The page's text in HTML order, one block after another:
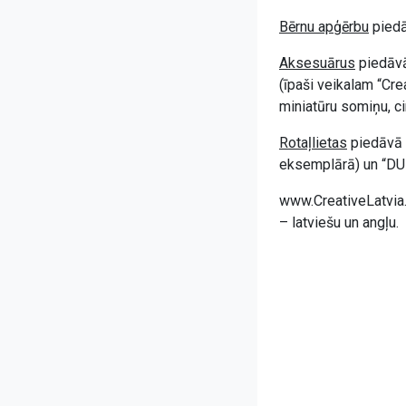
Bērnu apģērbu
Aksesuārus
(īpaši veikalam
miniatūru somiņu,
Rotaļlietas piedāvā
eksemplārā) un
– latviešu un angļu.